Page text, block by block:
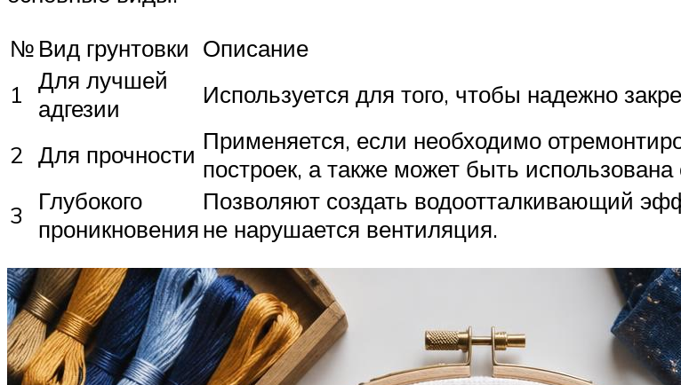
№ Вид грунтовки Описание
1 Для лучшей
адгезии
Используется для того, чтобы надежно
2 Для прочности Применяется, если необходимо
построек, а также может быть
3
Глубокого
проникновения
Позволяют создать водоотталкивающий
не нарушается вентиляция.